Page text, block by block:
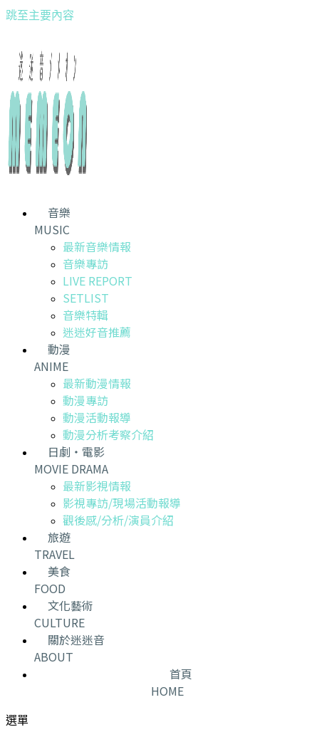
跳至主要內容
音樂
MUSIC
最新音樂情報
音樂專訪
LIVE REPORT
SETLIST
音樂特輯
迷迷好音推薦
動漫
ANIME
最新動漫情報
動漫專訪
動漫活動報導
動漫分析考察介紹
日劇・電影
MOVIE DRAMA
最新影視情報
影視專訪/現場活動報導
觀後感/分析/演員介紹
旅遊
TRAVEL
美食
FOOD
文化藝術
CULTURE
關於迷迷音
ABOUT
首頁
HOME
選單